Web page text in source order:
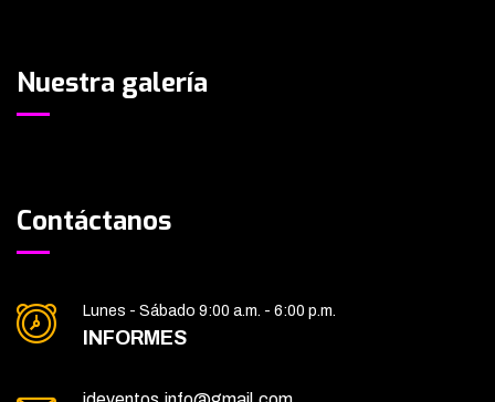
Nuestra galería
Contáctanos
Lunes - Sábado 9:00 a.m. - 6:00 p.m.
INFORMES